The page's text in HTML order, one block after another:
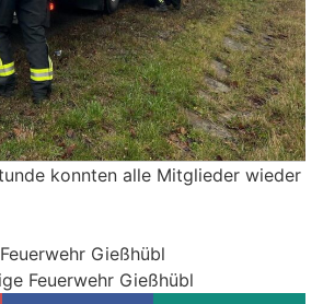
konnten alle Mitglieder wieder
Gießhübl
Feuerwehr Gießhübl